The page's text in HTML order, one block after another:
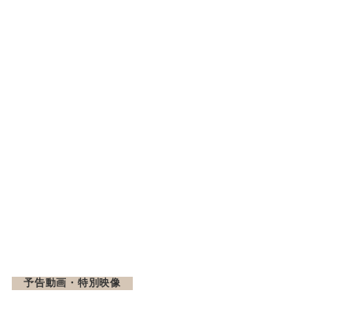
予告動画・特別映像